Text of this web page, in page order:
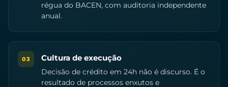
régua do BACEN, com auditoria independente
anual.
03 Cultura de execução
Decisão de crédito em 24h não é discurso. É o
resultado de processos enxutos e